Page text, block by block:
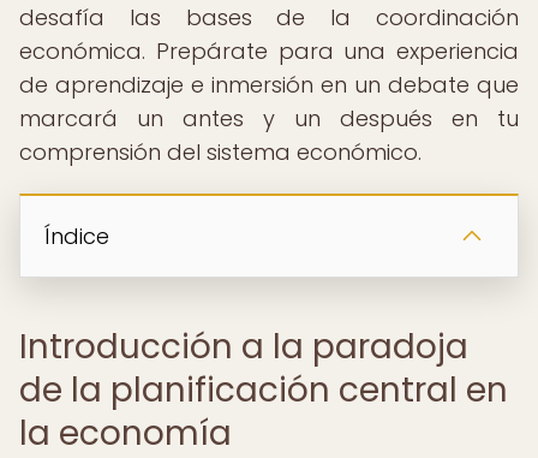
desafía las bases de la coordinación
económica. Prepárate para una experiencia
de aprendizaje e inmersión en un debate que
marcará un antes y un después en tu
comprensión del sistema económico.
Índice
Introducción a la paradoja
de la planificación central en
la economía